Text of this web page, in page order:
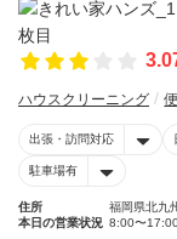
ハウスクリーニング
出張・訪問対応
駐車場有
住所
福岡県北九
本日の営業状況 8:00〜